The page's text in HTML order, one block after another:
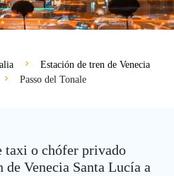
Estación de tren de Venecia
Passo del Tonale
taxi o chófer privado
de Venecia Santa Lucía a